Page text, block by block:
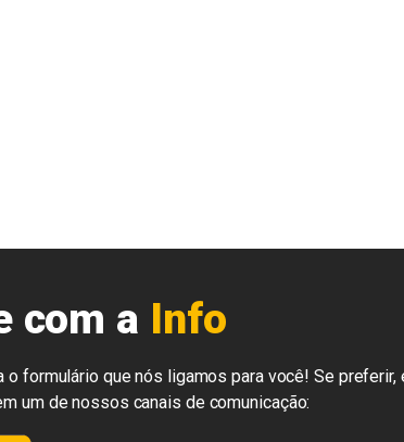
com a Info
o formulário que nós ligamos para você! Se preferir,
um de nossos canais de comunicação: